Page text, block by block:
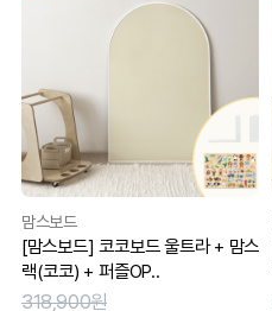
맘스보드
[맘스보드] 코코보드 울트라 + 맘스
랙(코코) + 퍼즐OP..
318,900원